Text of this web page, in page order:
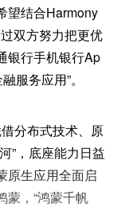
望结合Harmony
双方努力把更优
银行手机银行Ap
服务应用”。
分布式技术、原
”，底座能力日益
原生应用全面启
蒙，“鸿蒙千帆